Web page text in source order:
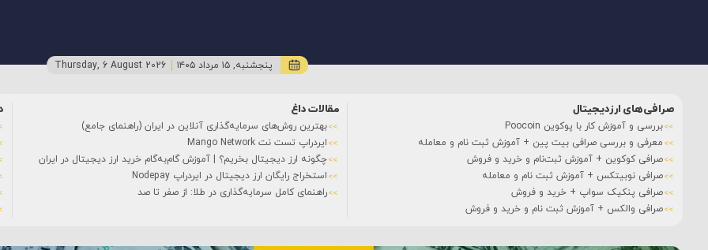
پنجشنبه, ۱۵ مرداد ۱۴۰۵ Thursday, 6 August 2026
صرافی‌های ارزدیجیتال
بررسی و آموزش کار با پوکوین Poocoin
معرفی و بررسی صرافی بیت پین + آموزش ثبت نام و معامله
صرافی کوکوین + آموزش ثبت‌نام و خرید و فروش
صرافی نوبیتکس + آموزش ثبت نام و معامله
صرافی پنکیک سواپ + خرید و فروش
صرافی والکس + آموزش ثبت نام و خرید و فروش
مقالات داغ
بهترین روش‌های سرمایه‌گذاری آنلاین در ایران (راهنمای جامع)
ایردراپ تست نت Mango Network
چگونه ارز دیجیتال بخریم؟ | آموزش گام‌به‌گام خرید ارز دیجیتال در ایران
استخراج رایگان ارز دیجیتال در ایردراپ Nodepay
راهنمای کامل سرمایه‌گذاری در طلا: از صفر تا صد